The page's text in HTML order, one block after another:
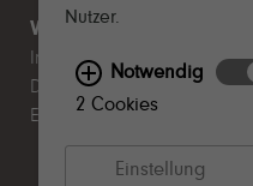
WICHTIGES
Impressum
Datenschutz
EU-Förderung
Nutzer.
Notwendig
2 Cookies
Einstellung